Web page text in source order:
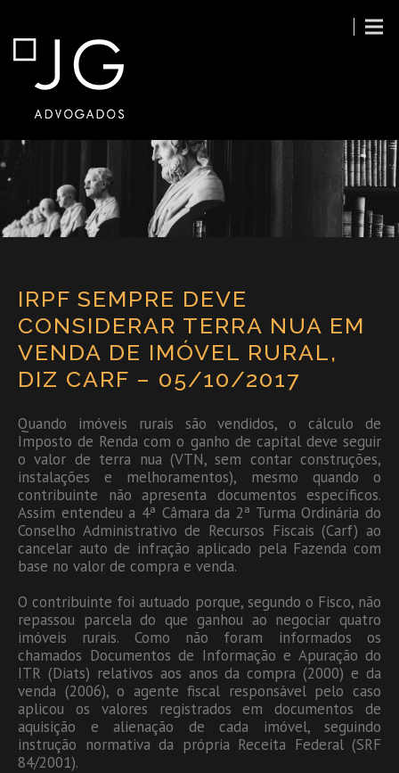
IRPF SEMPRE DEVE
CONSIDERAR TERRA NUA EM
VENDA DE IMÓVEL RURAL,
DIZ CARF – 05/10/2017
Quando imóveis rurais são vendidos, o cálculo de
Imposto de Renda com o ganho de capital deve seguir
o valor de terra nua (VTN, sem contar construções,
instalações e melhoramentos), mesmo quando o
contribuinte não apresenta documentos específicos.
Assim entendeu a 4ª Câmara da 2ª Turma Ordinária do
Conselho Administrativo de Recursos Fiscais (Carf) ao
cancelar auto de infração aplicado pela Fazenda com
base no valor de compra e venda.
O contribuinte foi autuado porque, segundo o Fisco, não
repassou parcela do que ganhou ao negociar quatro
imóveis rurais. Como não foram informados os
chamados Documentos de Informação e Apuração do
ITR (Diats) relativos aos anos da compra (2000) e da
venda (2006), o agente fiscal responsável pelo caso
aplicou os valores registrados em documentos de
aquisição e alienação de cada imóvel, seguindo
instrução normativa da própria Receita Federal (SRF
84/2001).